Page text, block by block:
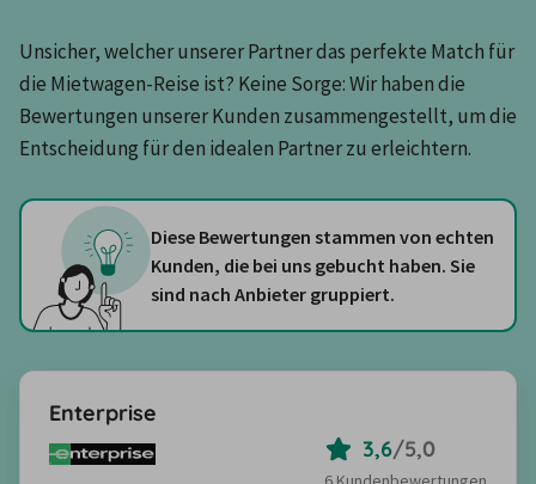
Unsicher, welcher unserer Partner das perfekte Match für
die Mietwagen-Reise ist? Keine Sorge: Wir haben die
Bewertungen unserer Kunden zusammengestellt, um die
Entscheidung für den idealen Partner zu erleichtern.
Diese Bewertungen stammen von echten
Kunden, die bei uns gebucht haben. Sie
sind nach Anbieter gruppiert.
Enterprise
3,6/5,0